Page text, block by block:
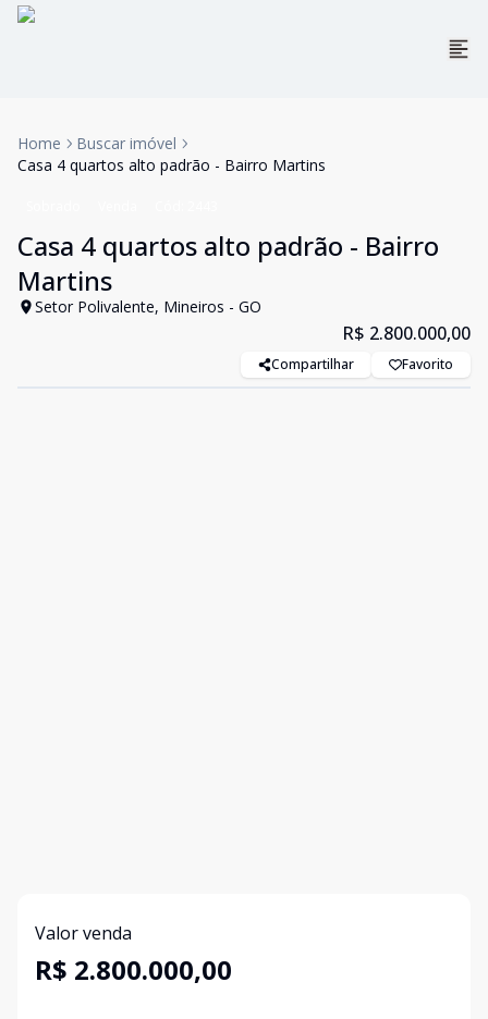
Home
Buscar imóvel
Casa 4 quartos alto padrão - Bairro Martins
Casa 4 quartos alto padrão - Bairro
Martins
Setor Polivalente, Mineiros - GO
R$ 2.800.000,00
Compartilhar Favorito
Valor venda
R$ 2.800.000,00